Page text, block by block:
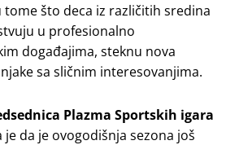
tome što deca iz različitih sredina
u profesionalno
događajima, steknu nova
sa sličnim interesovanjima.
Plazma Sportskih igara
je da je ovogodišnja sezona još